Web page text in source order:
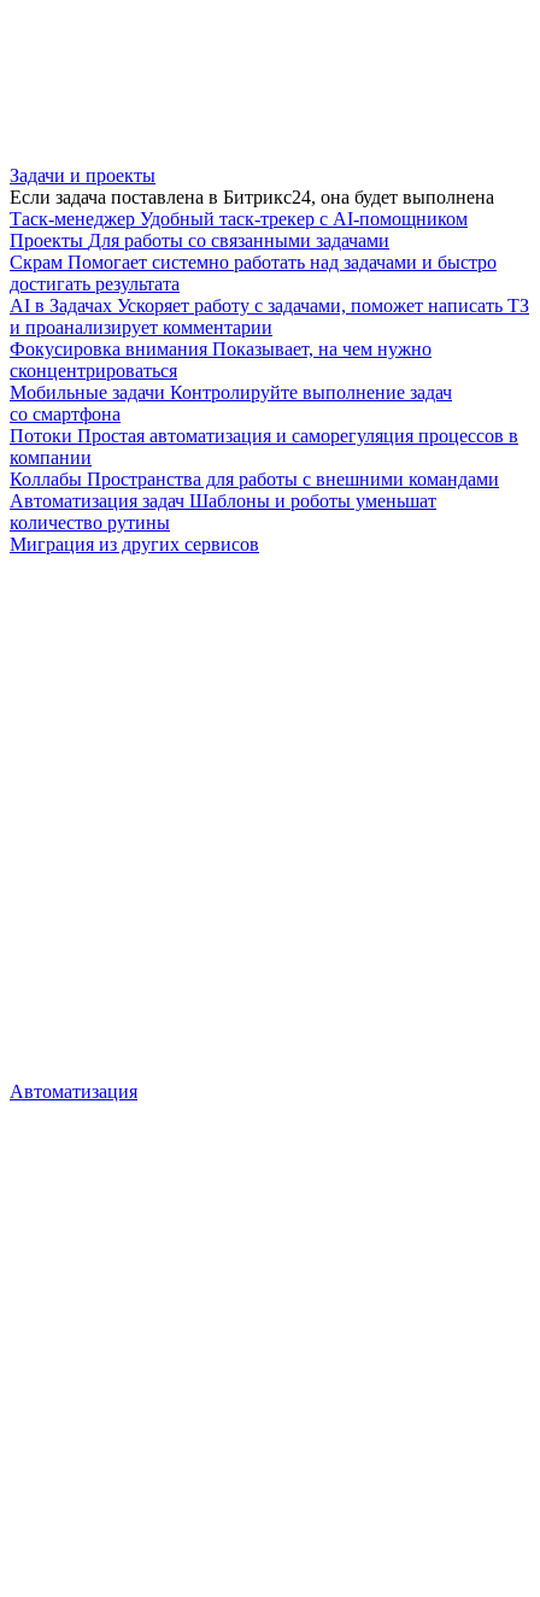
Задачи и проекты
Если задача поставлена в Битрикс24, она будет выполнена
Таск-менеджер Удобный таск-трекер с AI-помощником
Проекты Для работы со связанными задачами
Скрам Помогает системно работать над задачами и быстро
достигать результата
AI в Задачах Ускоряет работу с задачами, поможет написать ТЗ
и проанализирует комментарии
Фокусировка внимания Показывает, на чем нужно
сконцентрироваться
Мобильные задачи Контролируйте выполнение задач
со смартфона
Потоки Простая автоматизация и саморегуляция процессов в
компании
Коллабы Пространства для работы с внешними командами
Автоматизация задач Шаблоны и роботы уменьшат
количество рутины
Миграция из других сервисов
Автоматизация